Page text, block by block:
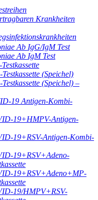
Krankheiten
Ab IgG/IgM Test
Ab IgM Test
(Speichel)
(Speichel) –
19 Antigen-Kombi-
19+HMPV-Antigen-
19+RSV-Antigen-Kombi-
19+RSV+Adeno-
19+RSV+Adeno+MP-
19/HMPV+RSV-